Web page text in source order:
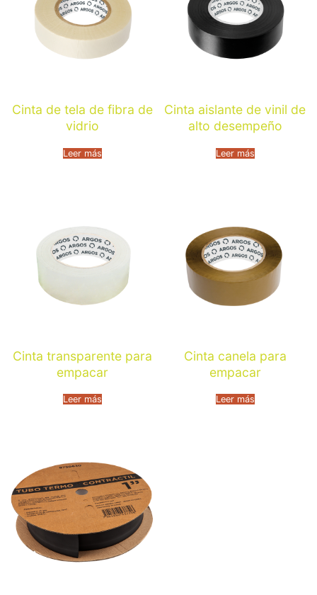
Cinta de tela de fibra de
vidrio
Leer más
Cinta aislante de vinil de
alto desempeño
Leer más
Cinta transparente para
empacar
Leer más
Cinta canela para
empacar
Leer más